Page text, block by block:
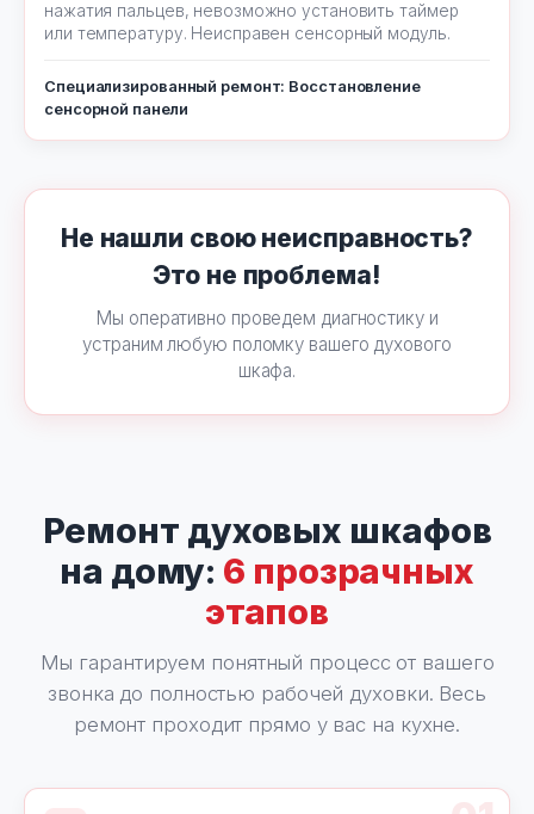
нажатия пальцев, невозможно установить таймер
или температуру. Неисправен сенсорный модуль.
Специализированный ремонт: Восстановление
сенсорной панели
Не нашли свою неисправность?
Это не проблема!
Мы оперативно проведем диагностику и
устраним любую поломку вашего духового
шкафа.
Ремонт духовых шкафов
на дому: 6 прозрачных
этапов
Мы гарантируем понятный процесс от вашего
звонка до полностью рабочей духовки. Весь
ремонт проходит прямо у вас на кухне.